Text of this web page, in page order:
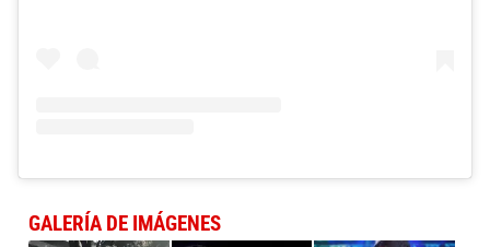
GALERÍA DE IMÁGENES